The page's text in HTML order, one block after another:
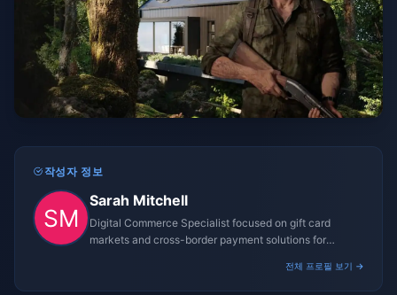
작성자 정보
Sarah Mitchell
Digital Commerce Specialist focused on gift card
markets and cross-border payment solutions for
전체 프로필 보기 →